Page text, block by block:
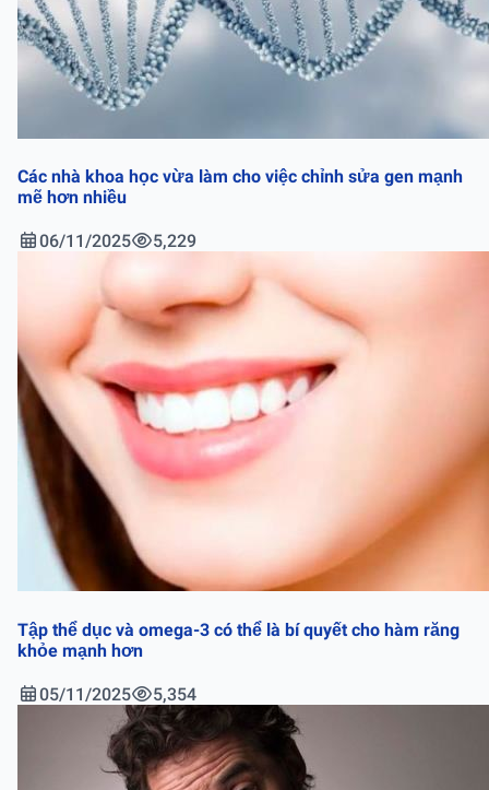
Các nhà khoa học vừa làm cho việc chỉnh sửa gen mạnh
mẽ hơn nhiều
06/11/2025 5,229
Tập thể dục và omega-3 có thể là bí quyết cho hàm răng
khỏe mạnh hơn
05/11/2025 5,354